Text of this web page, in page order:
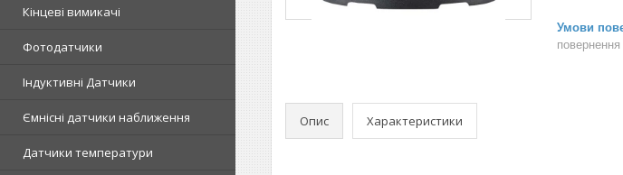
Кінцеві вимикачі
Фотодатчики
Індуктивні Датчики
Ємнісні датчики наближення
Датчики температури
Опис Характеристики